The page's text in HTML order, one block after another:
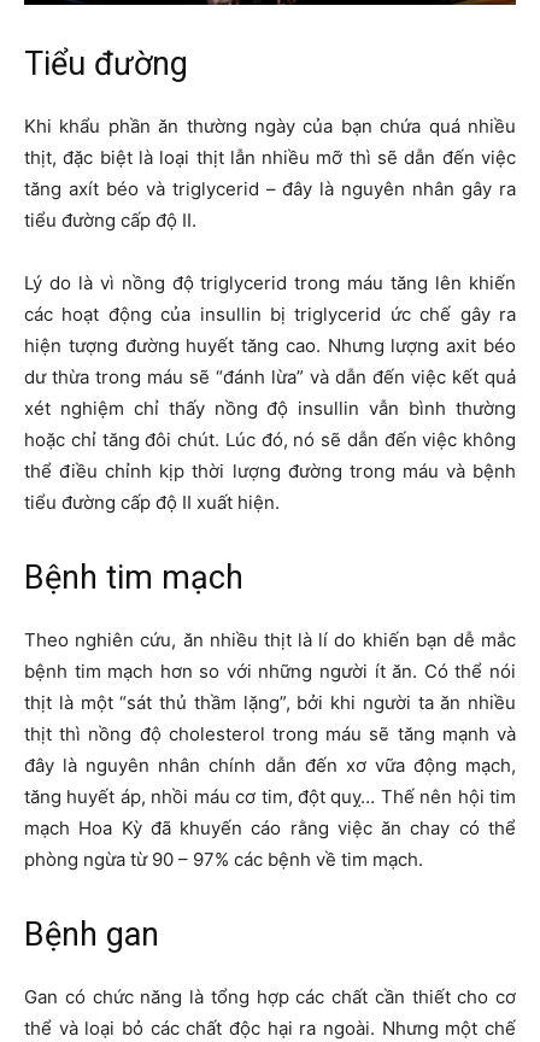
Tiểu đường
Khi khẩu phần ăn thường ngày của bạn chứa quá nhiều
thịt, đặc biệt là loại thịt lẫn nhiều mỡ thì sẽ dẫn đến việc
tăng axít béo và triglycerid – đây là nguyên nhân gây ra
tiểu đường cấp độ II.
Lý do là vì nồng độ triglycerid trong máu tăng lên khiến
các hoạt động của insullin bị triglycerid ức chế gây ra
hiện tượng đường huyết tăng cao. Nhưng lượng axit béo
dư thừa trong máu sẽ “đánh lừa” và dẫn đến việc kết quả
xét nghiệm chỉ thấy nồng độ insullin vẫn bình thường
hoặc chỉ tăng đôi chút. Lúc đó, nó sẽ dẫn đến việc không
thể điều chỉnh kịp thời lượng đường trong máu và bệnh
tiểu đường cấp độ II xuất hiện.
Bệnh tim mạch
Theo nghiên cứu, ăn nhiều thịt là lí do khiến bạn dễ mắc
bệnh tim mạch hơn so với những người ít ăn. Có thể nói
thịt là một “sát thủ thầm lặng”, bởi khi người ta ăn nhiều
thịt thì nồng độ cholesterol trong máu sẽ tăng mạnh và
đây là nguyên nhân chính dẫn đến xơ vữa động mạch,
tăng huyết áp, nhồi máu cơ tim, đột quỵ… Thế nên hội tim
mạch Hoa Kỳ đã khuyến cáo rằng việc ăn chay có thể
phòng ngừa từ 90 – 97% các bệnh về tim mạch.
Bệnh gan
Gan có chức năng là tổng hợp các chất cần thiết cho cơ
thể và loại bỏ các chất độc hại ra ngoài. Nhưng một chế